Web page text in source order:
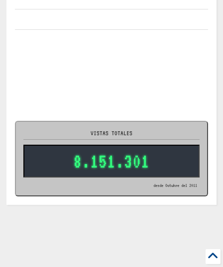
VISTAS TOTALES
8.151.301
desde Octubre del 2011